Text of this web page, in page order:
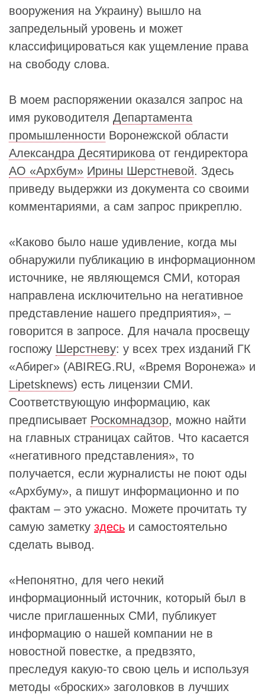
вооружения на Украину) вышло на
запредельный уровень и может
классифицироваться как ущемление права
на свободу слова.
В моем распоряжении оказался запрос на
имя руководителя Департамента
промышленности Воронежской области
Александра Десятирикова от гендиректора
АО «Архбум» Ирины Шерстневой. Здесь
приведу выдержки из документа со своими
комментариями, а сам запрос прикреплю.
«Каково было наше удивление, когда мы
обнаружили публикацию в информационном
источнике, не являющемся СМИ, которая
направлена исключительно на негативное
представление нашего предприятия», –
говорится в запросе. Для начала просвещу
госпожу Шерстневу: у всех трех изданий ГК
«Абирег» (ABIREG.RU, «Время Воронежа» и
Lipetsknews) есть лицензии СМИ.
Соответствующую информацию, как
предписывает Роскомнадзор, можно найти
на главных страницах сайтов. Что касается
«негативного представления», то
получается, если журналисты не поют оды
«Архбуму», а пишут информационно и по
фактам – это ужасно. Можете прочитать ту
самую заметку здесь и самостоятельно
сделать вывод.
«Непонятно, для чего некий
информационный источник, который был в
числе приглашенных СМИ, публикует
информацию о нашей компании не в
новостной повестке, а предвзято,
преследуя какую-то свою цель и используя
методы «броских» заголовков в лучших